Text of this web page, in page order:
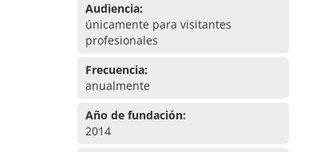
Audiencia:
únicamente para visitantes
profesionales
Frecuencia:
anualmente
Año de fundación:
2014